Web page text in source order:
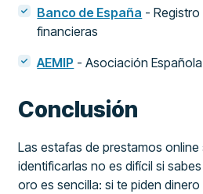
Banco de España -
financieras
AEMIP - Asociación
Conclusión
Las estafas de prestamos
identificarlas no es difícil si
oro es sencilla: si te piden